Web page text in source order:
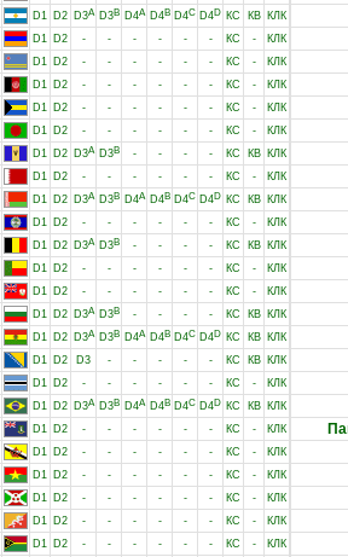
D1 D2 D3A D3B D4A D4B D4C D4D КС КВ КЛК
D1 D2 - - - - - - КС - КЛК
D1 D2 - - - - - - КС - КЛК
D1 D2 - - - - - - КС - КЛК
D1 D2 - - - - - - КС - КЛК
D1 D2 - - - - - - КС - КЛК
D1 D2 D3A D3B - - - - КС КВ КЛК
D1 D2 - - - - - - КС - КЛК
D1 D2 D3A D3B D4A D4B D4C D4D КС КВ КЛК
D1 D2 - - - - - - КС - КЛК
D1 D2 D3A D3B - - - - КС КВ КЛК
D1 D2 - - - - - - КС - КЛК
D1 D2 - - - - - - КС - КЛК
D1 D2 D3A D3B - - - - КС КВ КЛК
D1 D2 D3A D3B D4A D4B D4C D4D КС КВ КЛК
D1 D2 D3 - - - - - КС КВ КЛК
D1 D2 - - - - - - КС - КЛК
D1 D2 D3A D3B D4A D4B D4C D4D КС КВ КЛК
D1 D2 - - - - - - КС - КЛК
D1 D2 - - - - - - КС - КЛК
D1 D2 - - - - - - КС - КЛК
D1 D2 - - - - - - КС - КЛК
D1 D2 - - - - - - КС - КЛК
D1 D2 - - - - - - КС - КЛК